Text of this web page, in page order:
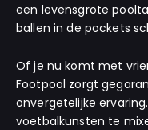
een levensgrote
ballen in de pockets
Of je nu komt met
Footpool zorgt
onvergetelijke
voetbalkunsten te